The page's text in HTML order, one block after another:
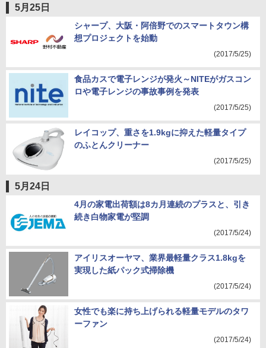
5月25日
シャープ、大阪・阿倍野でのスマートタウン構
想プロジェクトを始動
(2017/5/25)
食品カスで電子レンジが発火～NITEがガスコン
ロや電子レンジの事故事例を発表
(2017/5/25)
レイコップ、重さを1.9kgに抑えた軽量タイプ
のふとんクリーナー
(2017/5/25)
5月24日
4月の家電出荷額は8カ月連続のプラスと、引き
続き白物家電が堅調
(2017/5/24)
アイリスオーヤマ、業界最軽量クラス1.8kgを
実現した紙パック式掃除機
(2017/5/24)
女性でも楽に持ち上げられる軽量モデルのタワ
ーファン
(2017/5/24)